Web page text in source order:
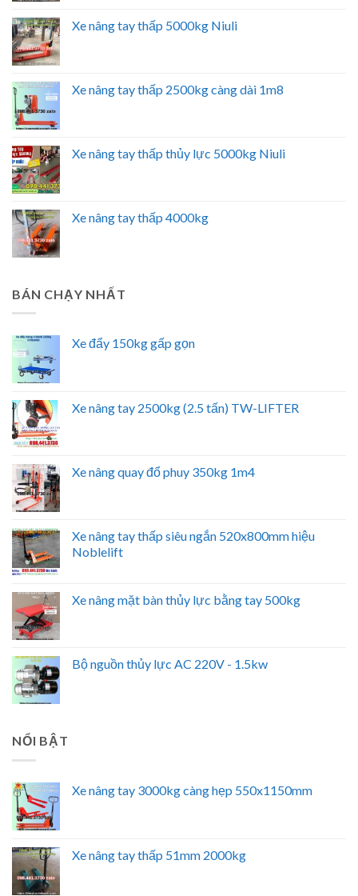
Xe nâng tay thấp 5000kg Niuli
Xe nâng tay thấp 2500kg càng dài 1m8
Xe nâng tay thấp thủy lực 5000kg Niuli
Xe nâng tay thấp 4000kg
BÁN CHẠY NHẤT
Xe đẩy 150kg gấp gọn
Xe nâng tay 2500kg (2.5 tấn) TW-LIFTER
Xe nâng quay đổ phuy 350kg 1m4
Xe nâng tay thấp siêu ngắn 520x800mm hiệu
Noblelift
Xe nâng mặt bàn thủy lực bằng tay 500kg
Bộ nguồn thủy lực AC 220V - 1.5kw
NỔI BẬT
Xe nâng tay 3000kg càng hẹp 550x1150mm
Xe nâng tay thấp 51mm 2000kg